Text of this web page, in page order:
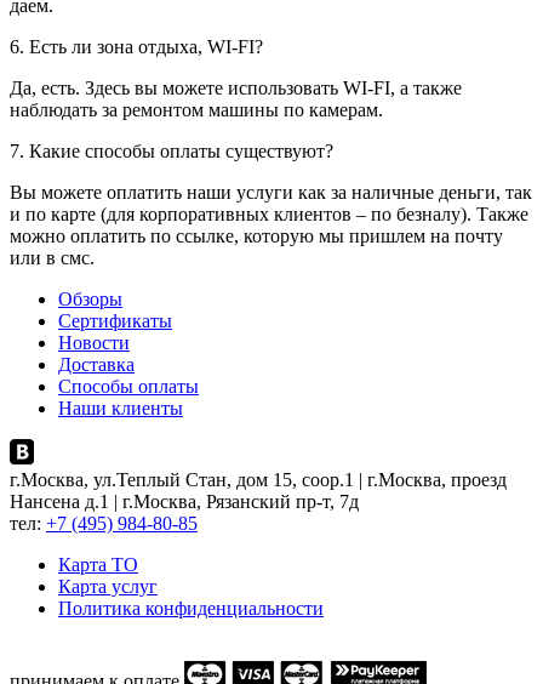
даем.
6. Есть ли зона отдыха, WI-FI?
Да, есть. Здесь вы можете использовать WI-FI, а также
наблюдать за ремонтом машины по камерам.
7. Какие способы оплаты существуют?
Вы можете оплатить наши услуги как за наличные деньги, так
и по карте (для корпоративных клиентов – по безналу). Также
можно оплатить по ссылке, которую мы пришлем на почту
или в смс.
Обзоры
Сертификаты
Новости
Доставка
Способы оплаты
Наши клиенты
г.Москва, ул.Теплый Стан, дом 15, соор.1 | г.Москва, проезд
Нансена д.1 | г.Москва, Рязанский пр-т, 7д
тел: +7 (495) 984-80-85
Карта ТO
Карта услуг
Политика конфиденциальности